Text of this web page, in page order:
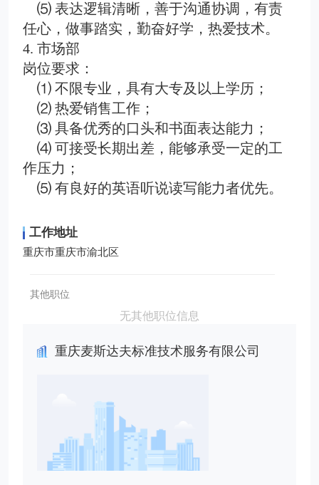
⑸ 表达逻辑清晰，善于沟通协调，有责
任心，做事踏实，勤奋好学，热爱技术。
4. 市场部
岗位要求：
⑴ 不限专业，具有大专及以上学历；
⑵ 热爱销售工作；
⑶ 具备优秀的口头和书面表达能力；
⑷ 可接受长期出差，能够承受一定的工
作压力；
⑸ 有良好的英语听说读写能力者优先。
工作地址
重庆市重庆市渝北区
其他职位
无其他职位信息
重庆麦斯达夫标准技术服务有限公司